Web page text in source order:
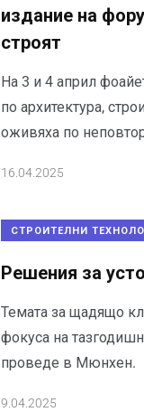
издание на
строят
На 3 и 4 април
по архитектура,
оживяха по
16.04.2025
СТРОИТЕЛНИ
Решения за
Темата за щадящо
фокуса на
проведе в Мюнхен.
9.04.2025